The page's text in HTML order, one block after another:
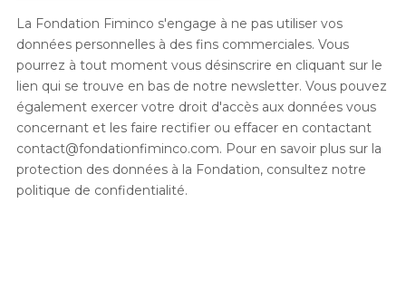
La Fondation Fiminco s'engage à ne pas utiliser vos
données personnelles à des fins commerciales. Vous
pourrez à tout moment vous désinscrire en cliquant sur le
lien qui se trouve en bas de notre newsletter. Vous pouvez
également exercer votre droit d'accès aux données vous
concernant et les faire rectifier ou effacer en contactant
contact@fondationfiminco.com. Pour en savoir plus sur la
protection des données à la Fondation, consultez notre
politique de confidentialité.